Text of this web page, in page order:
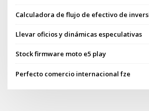
Calculadora de flujo de efectivo de
Llevar oficios y dinámicas especulativas
Stock firmware moto e5 play
Perfecto comercio internacional fze